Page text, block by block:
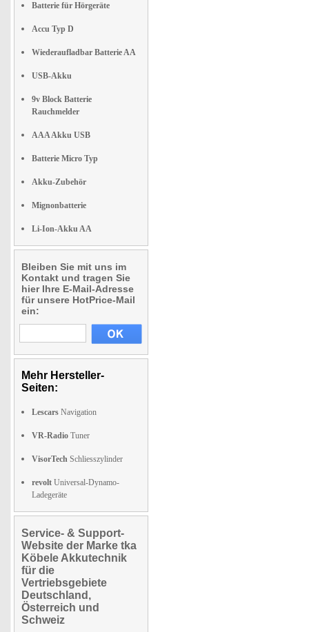
Batterie für Hörgeräte
Accu Typ D
Wiederaufladbar Batterie AA
USB-Akku
9v Block Batterie
Rauchmelder
AAA Akku USB
Batterie Micro Typ
Akku-Zubehör
Mignonbatterie
Li-Ion-Akku AA
Bleiben Sie mit uns im
Kontakt und tragen Sie
hier Ihre E-Mail-Adresse
für unsere HotPrice-Mail
ein:
Mehr Hersteller-
Seiten:
Lescars Navigation
VR-Radio Tuner
VisorTech Schliesszylinder
revolt Universal-Dynamo-
Ladegeräte
Service- & Support-
Website der Marke tka
Köbele Akkutechnik
für die
Vertriebsgebiete
Deutschland,
Österreich und
Schweiz